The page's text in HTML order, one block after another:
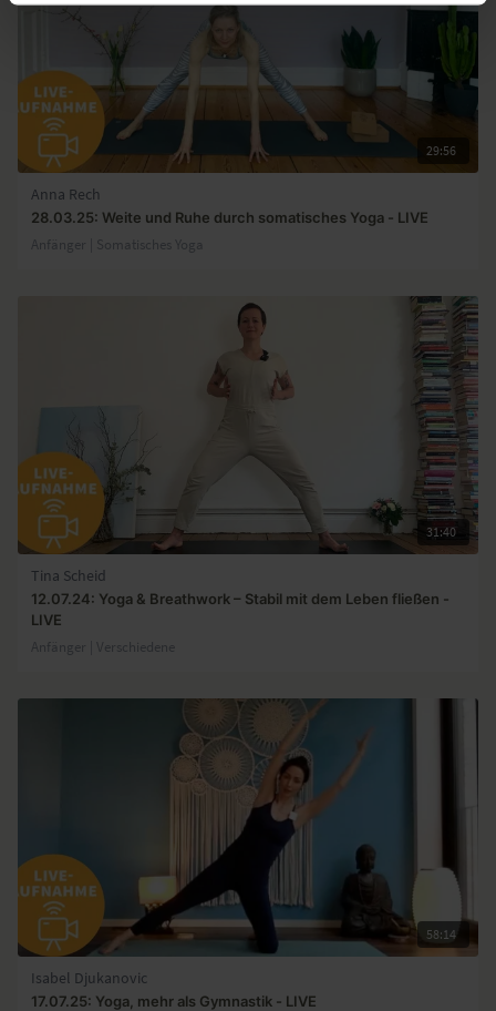
29:56
Anna Rech
28.03.25: Weite und Ruhe durch somatisches Yoga - LIVE
Anfänger | Somatisches Yoga
31:40
Tina Scheid
12.07.24: Yoga & Breathwork – Stabil mit dem Leben fließen -
LIVE
Anfänger | Verschiedene
58:14
Isabel Djukanovic
17.07.25: Yoga, mehr als Gymnastik - LIVE